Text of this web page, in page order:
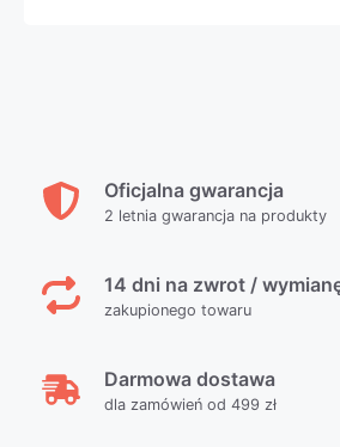
Oficjalna gwarancja
2 letnia gwarancja na produkty
14 dni na zwrot /
zakupionego towaru
Darmowa dostawa
dla zamówień od 499 zł